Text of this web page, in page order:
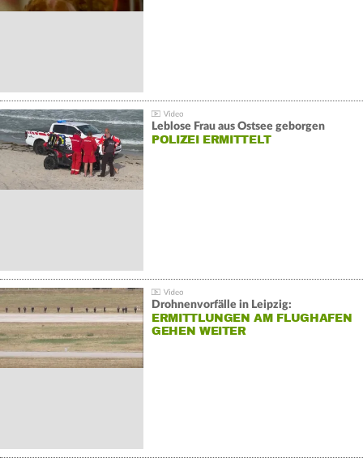
Leblose Frau aus Ostsee geborgen
POLIZEI ERMITTELT
Drohnenvorfälle in Leipzig:
ERMITTLUNGEN AM FLUGHAFEN
GEHEN WEITER